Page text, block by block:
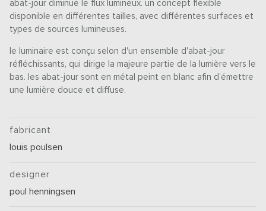
abat-jour diminue le flux lumineux. un concept flexible
disponible en différentes tailles, avec différentes surfaces et
types de sources lumineuses.
le luminaire est conçu selon d'un ensemble d'abat-jour
réfléchissants, qui dirige la majeure partie de la lumière vers le
bas. les abat-jour sont en métal peint en blanc afin d’émettre
une lumière douce et diffuse.
fabricant
louis poulsen
designer
poul henningsen